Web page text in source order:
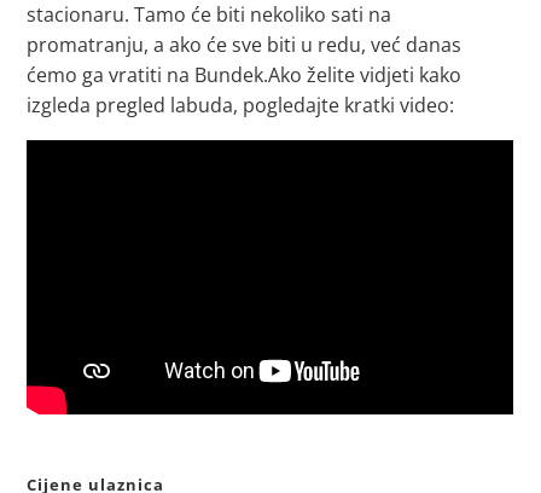
stacionaru. Tamo će biti nekoliko sati na
promatranju, a ako će sve biti u redu, već danas
ćemo ga vratiti na Bundek.Ako želite vidjeti kako
izgleda pregled labuda, pogledajte kratki video:
Cijene ulaznica